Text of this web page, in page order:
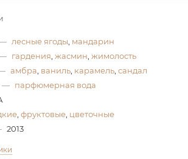
лесные ягоды мандарин
гардения жасмин жимолость
амбра ваниль, карамель, сандал
— парфюмерная вода
, фруктовые, цветочные
2013